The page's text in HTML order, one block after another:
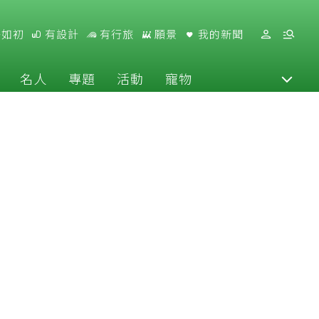
初 有設計 有行旅 願景 我的新聞
名人 專題 活動 寵物